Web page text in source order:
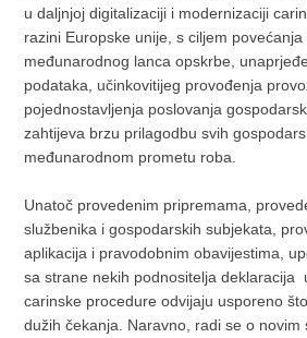
u daljnjoj digitalizaciji i modernizaciji
razini Europske unije, s ciljem
međunarodnog lanca opskrbe,
podataka, učinkovitijeg provođenja
pojednostavljenja poslovanja
zahtijeva brzu prilagodbu svih
međunarodnom prometu roba.
Unatoč provedenim pripremama,
službenika i gospodarskih subjekata,
aplikacija i pravodobnim obavijestima,
sa strane nekih podnositelja deklaracija
carinske procedure odvijaju usporeno
dužih čekanja. Naravno, radi se o novim